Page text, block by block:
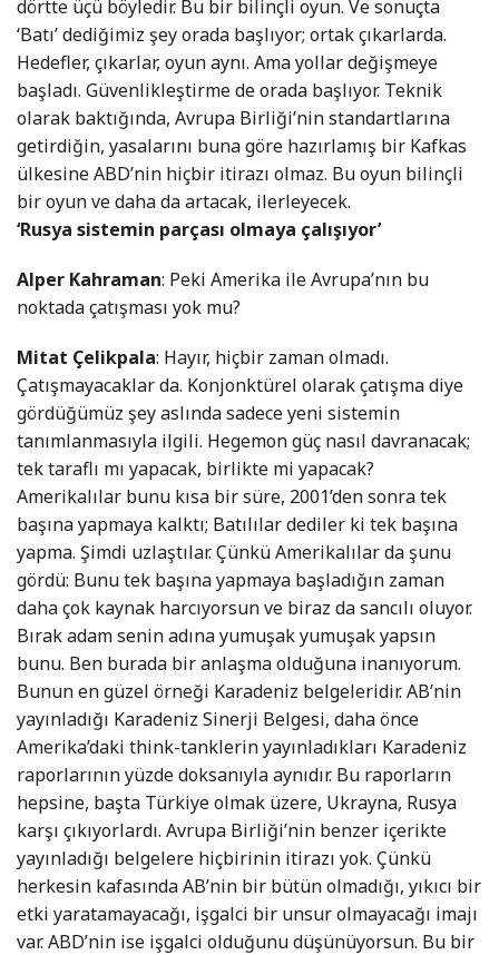
dörtte üçü böyledir. Bu bir bilinçli oyun. Ve sonuçta
‘Batı’ dediğimiz şey orada başlıyor; ortak çıkarlarda.
Hedefler, çıkarlar, oyun aynı. Ama yollar değişmeye
başladı. Güvenlikleştirme de orada başlıyor. Teknik
olarak baktığında, Avrupa Birliği’nin standartlarına
getirdiğin, yasalarını buna göre hazırlamış bir Kafkas
ülkesine ABD’nin hiçbir itirazı olmaz. Bu oyun bilinçli
bir oyun ve daha da artacak, ilerleyecek.
‘Rusya sistemin parçası olmaya çalışıyor’
Alper Kahraman: Peki Amerika ile Avrupa’nın bu
noktada çatışması yok mu?
Mitat Çelikpala: Hayır, hiçbir zaman olmadı.
Çatışmayacaklar da. Konjonktürel olarak çatışma diye
gördüğümüz şey aslında sadece yeni sistemin
tanımlanmasıyla ilgili. Hegemon güç nasıl davranacak;
tek taraflı mı yapacak, birlikte mi yapacak?
Amerikalılar bunu kısa bir süre, 2001’den sonra tek
başına yapmaya kalktı; Batılılar dediler ki tek başına
yapma. Şimdi uzlaştılar. Çünkü Amerikalılar da şunu
gördü: Bunu tek başına yapmaya başladığın zaman
daha çok kaynak harcıyorsun ve biraz da sancılı oluyor.
Bırak adam senin adına yumuşak yumuşak yapsın
bunu. Ben burada bir anlaşma olduğuna inanıyorum.
Bunun en güzel örneği Karadeniz belgeleridir. AB’nin
yayınladığı Karadeniz Sinerji Belgesi, daha önce
Amerika’daki think-tanklerin yayınladıkları Karadeniz
raporlarının yüzde doksanıyla aynıdır. Bu raporların
hepsine, başta Türkiye olmak üzere, Ukrayna, Rusya
karşı çıkıyorlardı. Avrupa Birliği’nin benzer içerikte
yayınladığı belgelere hiçbirinin itirazı yok. Çünkü
herkesin kafasında AB’nin bir bütün olmadığı, yıkıcı bir
etki yaratamayacağı, işgalci bir unsur olmayacağı imajı
var. ABD’nin ise işgalci olduğunu düşünüyorsun. Bu bir